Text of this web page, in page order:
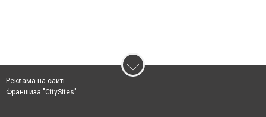
Реклама на сайті
Франшиза "CitySites"